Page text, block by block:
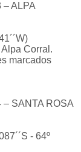
– ALPA
Corral.
marcados
SANTA ROSA
- 64º